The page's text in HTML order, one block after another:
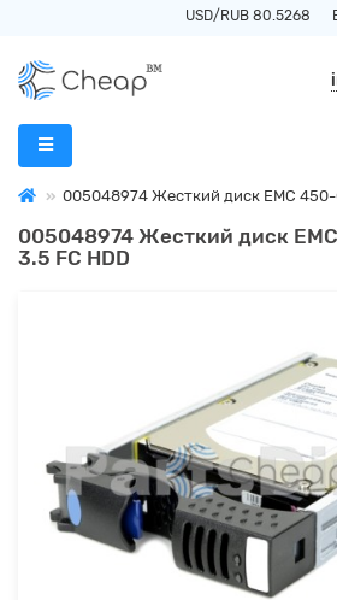
USD/RUB 80.5268
005048974 Жесткий диск EMC 450-
005048974 Жесткий диск
3.5 FC HDD